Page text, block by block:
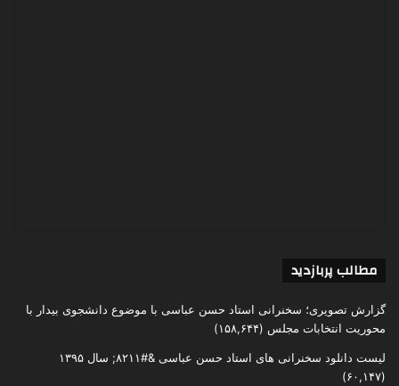
مطالب پربازدید
گزارش تصویری؛ سخنرانی استاد حسن عباسی با موضوع دانشجوی بیدار با
محوریت انتخابات مجلس (۱۵۸,۶۴۴)
لیست دانلود سخنرانی های استاد حسن عباسی &#۸۲۱۱; سال ۱۳۹۵
(۶۰,۱۴۷)